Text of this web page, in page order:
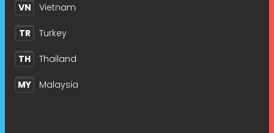
VN Vietnam
TR Turkey
TH Thailand
MY Malaysia